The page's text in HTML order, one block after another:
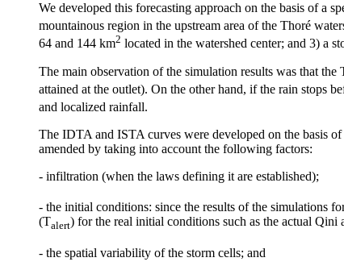
We developed this forecasting approach on the basis of a
mountainous region in the upstream area of the Thoré
64 and 144 km2 located in the watershed center; and 3) a
The main observation of the simulation results was that
attained at the outlet). On the other hand, if the rain stops
and localized rainfall.
The IDTA and ISTA curves were developed on the basis
amended by taking into account the following factors:
- infiltration (when the laws defining it are established);
- the initial conditions: since the results of the simulations
(Talert) for the real initial conditions such as the actual Qini
- the spatial variability of the storm cells; and